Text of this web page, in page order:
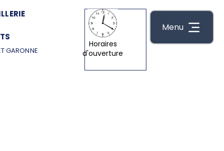
Menu
GARONNE
Horaires
d'ouverture